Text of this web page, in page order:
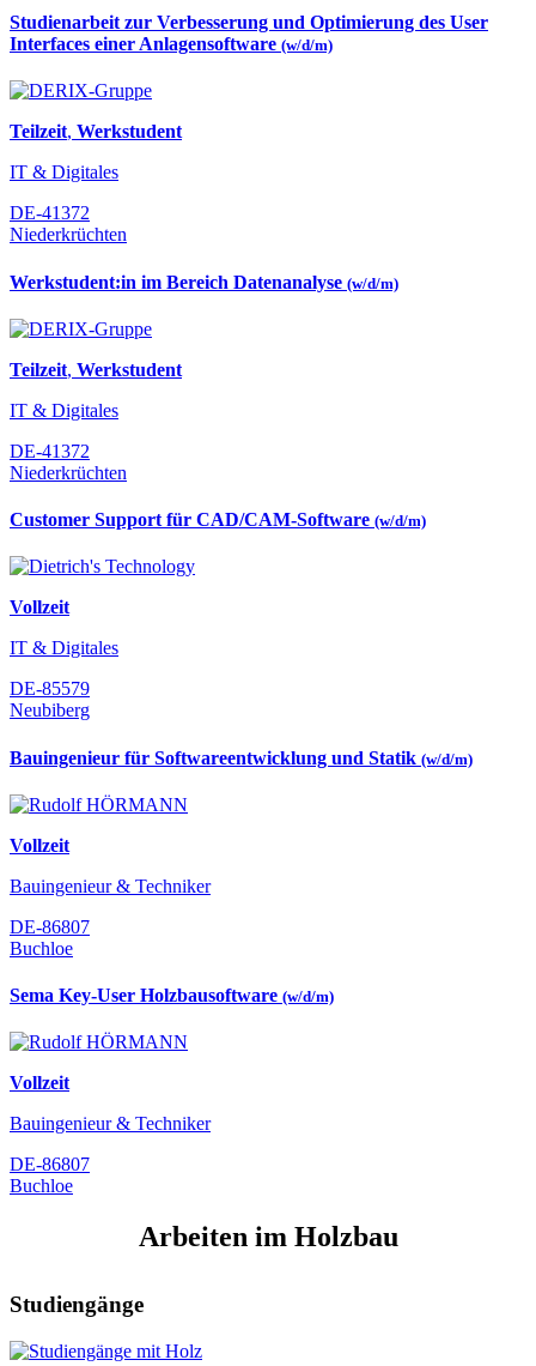
Studienarbeit zur Verbesserung und Optimierung des User
Interfaces einer Anlagensoftware (w/d/m)
Teilzeit, Werkstudent
IT & Digitales
DE-41372
Niederkrüchten
Werkstudent:in im Bereich Datenanalyse (w/d/m)
Teilzeit, Werkstudent
IT & Digitales
DE-41372
Niederkrüchten
Customer Support für CAD/CAM-Software (w/d/m)
Vollzeit
IT & Digitales
DE-85579
Neubiberg
Bauingenieur für Softwareentwicklung und Statik (w/d/m)
Vollzeit
Bauingenieur & Techniker
DE-86807
Buchloe
Sema Key-User Holzbausoftware (w/d/m)
Vollzeit
Bauingenieur & Techniker
DE-86807
Buchloe
Arbeiten im Holzbau
Studiengänge